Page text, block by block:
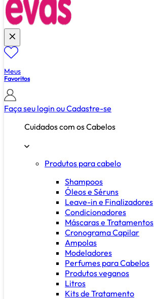
Meus
Favoritos
Faça seu login ouCadastre-se
Cuidados com os Cabelos
Produtos para cabelo
Shampoos
Óleos e Séruns
Leave-in e Finalizadores
Condicionadores
Máscaras e Tratamentos
Cronograma Capilar
Ampolas
Modeladores
Perfumes para Cabelos
Produtos veganos
Litros
Kits de Tratamento